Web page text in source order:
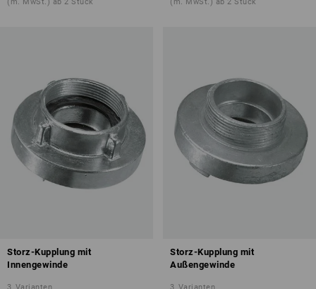
Storz-Kupplung mit
Innengewinde
Storz-Kupplung mit
Außengewinde